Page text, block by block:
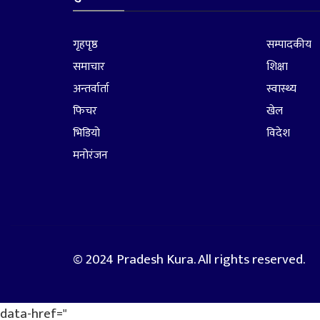
गृहपृष्ठ
समाचार
अन्तर्वार्ता
फिचर
भिडियो
मनोरंजन
सम्पादकीय
शिक्षा
स्वास्थ्य
खेल
विदेश
© 2024 Pradesh Kura. All rights reserved.
data-href="